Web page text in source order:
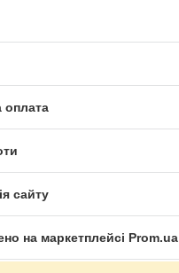
оплата
сайту
на маркетплейсі Prom.ua